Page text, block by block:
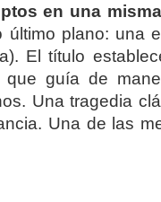
en una
plano: una
El título
guía de
Una tragedia
Una de las